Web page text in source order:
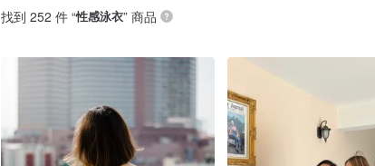
找到 252 件 “性感泳衣” 商品